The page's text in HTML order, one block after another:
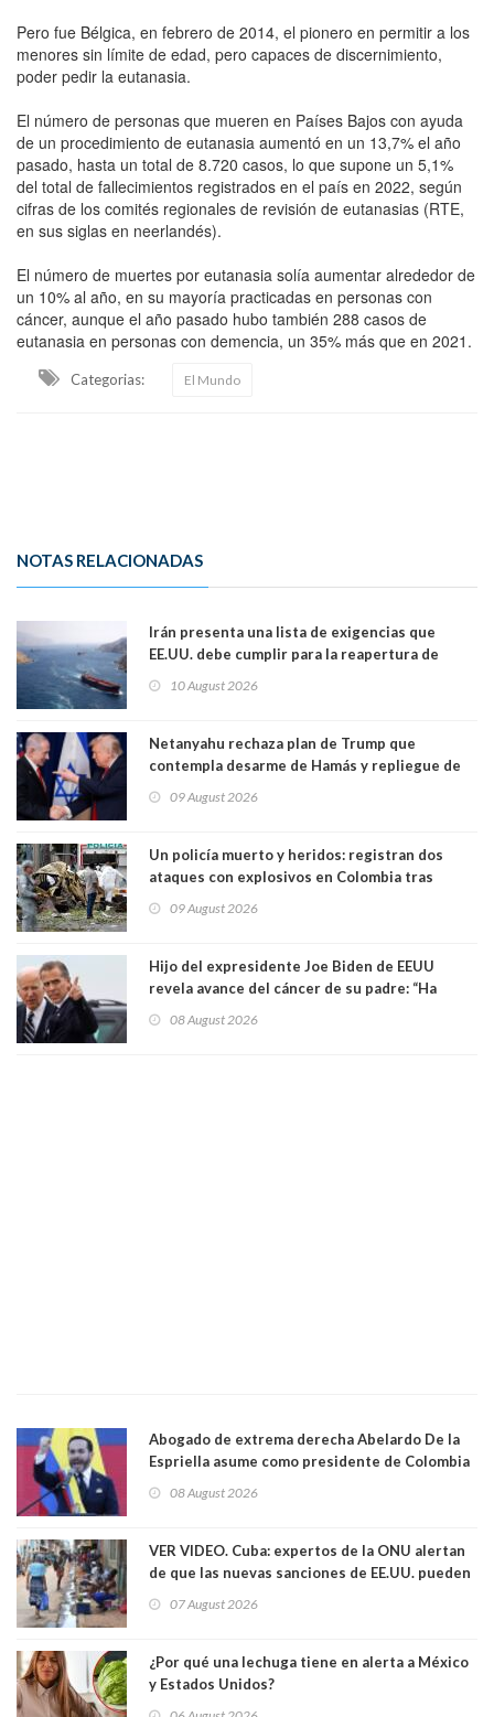
Pero fue Bélgica, en febrero de 2014, el pionero en permitir a los
menores sin límite de edad, pero capaces de discernimiento,
poder pedir la eutanasia.
El número de personas que mueren en Países Bajos con ayuda
de un procedimiento de eutanasia aumentó en un 13,7% el año
pasado, hasta un total de 8.720 casos, lo que supone un 5,1%
del total de fallecimientos registrados en el país en 2022, según
cifras de los comités regionales de revisión de eutanasias (RTE,
en sus siglas en neerlandés).
El número de muertes por eutanasia solía aumentar alrededor de
un 10% al año, en su mayoría practicadas en personas con
cáncer, aunque el año pasado hubo también 288 casos de
eutanasia en personas con demencia, un 35% más que en 2021.
Categorias: El Mundo
NOTAS RELACIONADAS
Irán presenta una lista de exigencias que
EE.UU. debe cumplir para la reapertura de
10 August 2026
Netanyahu rechaza plan de Trump que
contempla desarme de Hamás y repliegue de
09 August 2026
Un policía muerto y heridos: registran dos
ataques con explosivos en Colombia tras
09 August 2026
Hijo del expresidente Joe Biden de EEUU
revela avance del cáncer de su padre: “Ha
08 August 2026
Abogado de extrema derecha Abelardo De la
Espriella asume como presidente de Colombia
08 August 2026
VER VIDEO. Cuba: expertos de la ONU alertan
de que las nuevas sanciones de EE.UU. pueden
07 August 2026
¿Por qué una lechuga tiene en alerta a México
y Estados Unidos?